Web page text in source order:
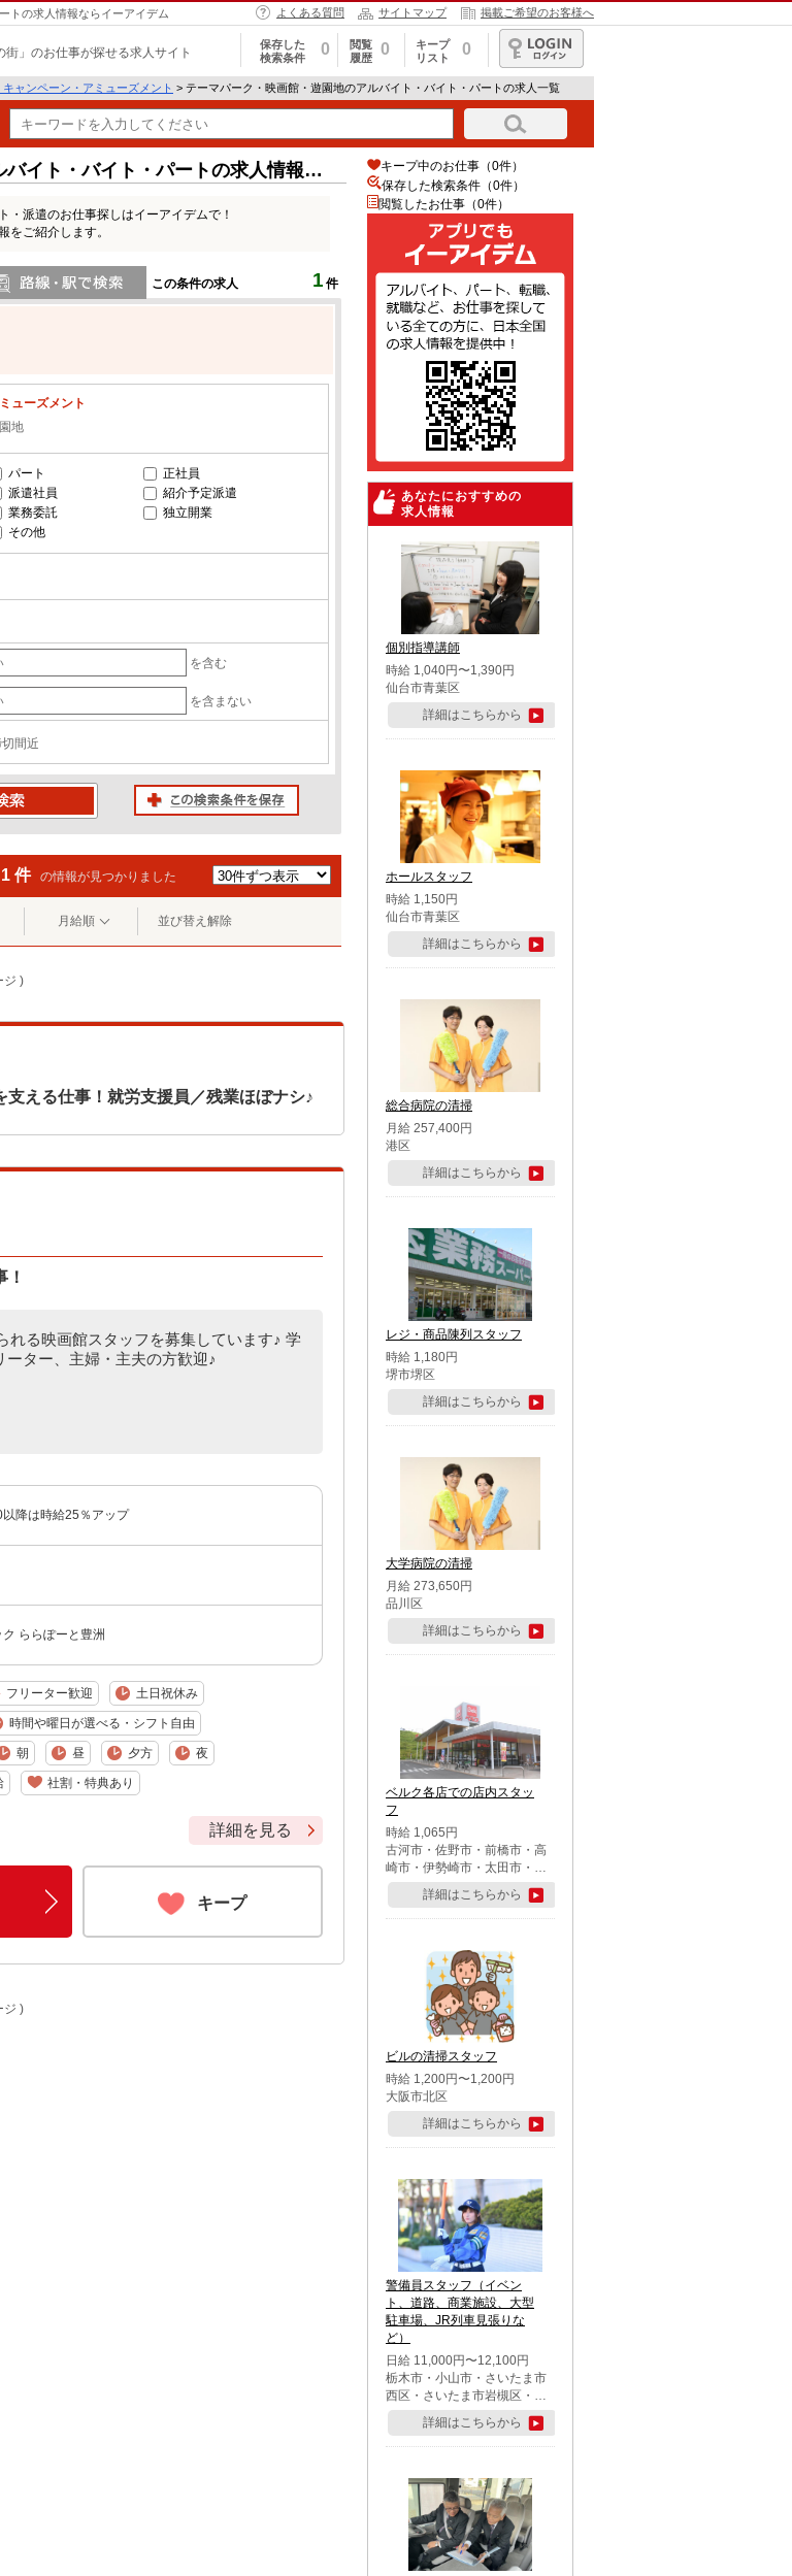
トの求人情報ならイーアイデム よくある質問 サイトマップ 掲載ご希望のお客様へ
街」のお仕事が探せる求人サイト
保存した
検索条件
0
閲覧
履歴
0
キープ
リスト
0
ログイン
キャンペーン・アミューズメント > テーマパーク・映画館・遊園地のアルバイト・バイト・パートの求人一覧
イト・バイト・パートの求人情報一
派遣のお仕事探しはイーアイデムで！
をご紹介します。
この条件の求人 1 件
ューズメント
地
パート
正社員
派遣社員
紹介予定派遣
業務委託
独立開業
その他
を含む
を含まない
間近
1 件 の情報が見つかりました
月給順 並び替え解除
ジ )
支える仕事！就労支援員／残業ほぼナシ♪
れる映画館スタッフを募集しています♪ 学
ーター、主婦・主夫の方歓迎♪
降は時給25％アップ
ららぽーと豊洲
フリーター歓迎 土日祝休み
時間や曜日が選べる・シフト自由
朝 昼 夕方 夜
社割・特典あり
詳細を見る
キープ
ジ )
キープ中のお仕事（0件）
保存した検索条件（0件）
閲覧したお仕事（0件）
あなたにおすすめの
求人情報
個別指導講師
時給 1,040円〜1,390円
仙台市青葉区
詳細はこちらから
ホールスタッフ
時給 1,150円
仙台市青葉区
詳細はこちらから
総合病院の清掃
月給 257,400円
港区
詳細はこちらから
レジ・商品陳列スタッフ
時給 1,180円
堺市堺区
詳細はこちらから
大学病院の清掃
月給 273,650円
品川区
詳細はこちらから
ベルク各店での店内スタッ
フ
時給 1,065円
古河市・佐野市・前橋市・高
崎市・伊勢崎市・太田市・館
林市・藤岡市・大泉町・さい
たま市北区・川越市・熊谷
市・行田市・秩父市・所沢
市・鶴ケ島市・千葉市中央
区・市川市・松戸市・習志野
市・柏市・流山市・八千代
市・足立区・江戸川区・八王
子市・町田市
詳細はこちらから
ビルの清掃スタッフ
時給 1,200円〜1,200円
大阪市北区
詳細はこちらから
警備員スタッフ（イベン
ト、道路、商業施設、大型
駐車場、JR列車見張りな
ど）
日給 11,000円〜12,100円
栃木市・小山市・さいたま市
西区・さいたま市岩槻区・久
喜市・蓮田市
詳細はこちらから